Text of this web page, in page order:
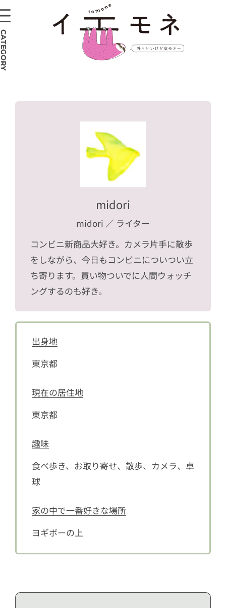
midori
midori ／ ライター
コンビニ新商品大好き。カメラ片手に散歩
をしながら、今日もコンビニについつい立
ち寄ります。買い物ついでに人間ウォッチ
ングするのも好き。
出身地
東京都
現在の居住地
東京都
趣味
食べ歩き、お取り寄せ、散歩、カメラ、卓
球
家の中で一番好きな場所
ヨギボーの上